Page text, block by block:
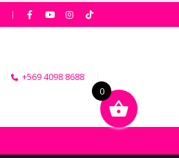
|
+569 4098 8688
0